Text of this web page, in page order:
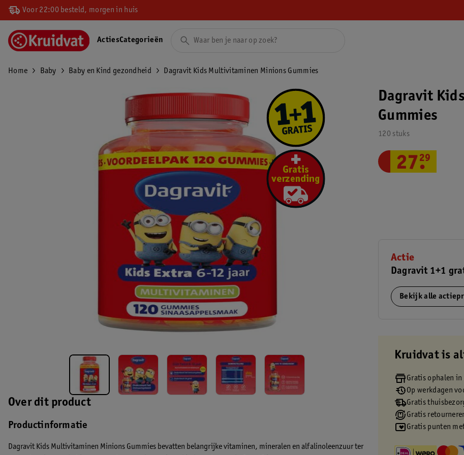
Voor 22:00 besteld, morgen in huis
ActiesCategorieën
Home Baby Baby en Kind gezondheid Dagravit Kids Multivitaminen Minions Gummies
Over dit product
Productinformatie
Dagravit Kids Multivitaminen Minions Gummies bevatten belangrijke vitaminen, mineralen en alfalinoleenzuur ter
Dagravit
Gummies
120 stuks
27.
29
Actie
Dagravit 1+1
Bekijk alle
Kruidvat is
Gratis ophalen
Op werkdagen
Gratis
Gratis
Gratis punten